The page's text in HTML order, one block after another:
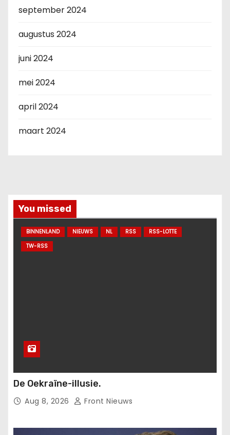
september 2024
augustus 2024
juni 2024
mei 2024
april 2024
maart 2024
You missed
BINNENLAND NIEUWS NL RSS
RSS-LOTTE
TW-RSS
De Oekraïne-illusie.
Aug 8, 2026 Front Nieuws